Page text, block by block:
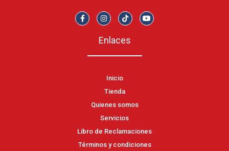
Enlaces
Inicio
Tienda
Quienes somos
Servicios
Libro de Reclamaciones
Términos y condiciones